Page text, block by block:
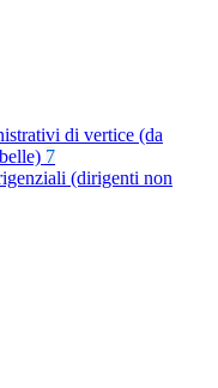
di vertice (da
7
(dirigenti non